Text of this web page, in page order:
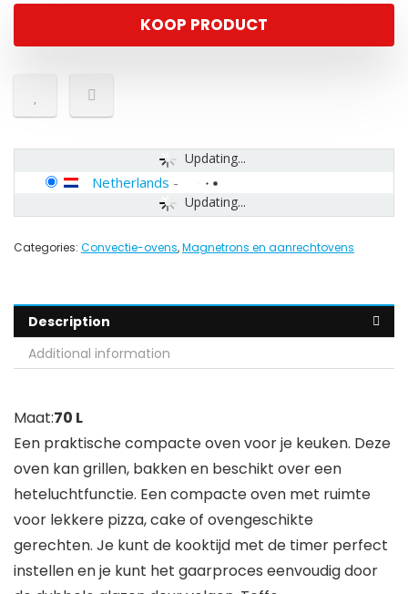
KOOP PRODUCT
Updating...
Updating...
Netherlands -
Categories: Convectie-ovens,Magnetrons en aanrechtovens
Description
Additional information
Maat:70 L
Een praktische compacte oven voor je keuken. Deze
oven kan grillen, bakken en beschikt over een
heteluchtfunctie. Een compacte oven met ruimte
voor lekkere pizza, cake of ovengeschikte
gerechten. Je kunt de kooktijd met de timer perfect
instellen en je kunt het gaarproces eenvoudig door